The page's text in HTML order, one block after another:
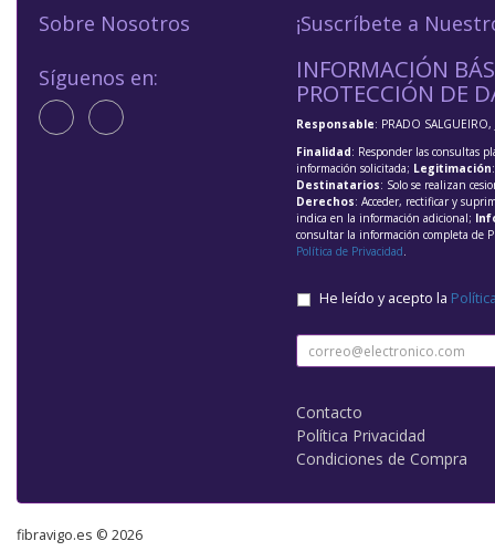
Sobre Nosotros
Síguenos en:
¡Suscríbete a
INFORMACIÓN
PROTECCIÓN DE
Responsable: PRADO SALGUEIRO,
Finalidad: Responder las consultas
información solicitada; Legitimación
Destinatarios: Solo se realizan
Derechos: Acceder, rectificar y
indica en la información adicional;
consultar la información completa de
Política de Privacidad.
He leído y acepto la
Contacto
Política Privacidad
Condiciones de Compra
fibravigo.es © 2026